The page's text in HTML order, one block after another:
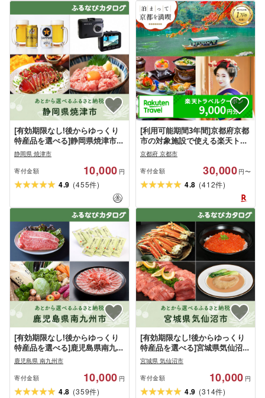
[有効期限なし!後からゆっくり
特産品を選べる]静岡県焼津市カ
タログポイント
静岡県 焼津市
寄付金額 10,000 円
4.9 (455件)
[利用可能期間3年間]京都府京都
市の対象施設で使える楽天トラ
ベルクーポン 寄付額30,000円
観光地応援 温泉 観光 旅行 ホテ
ル 旅館 クーポン チケット 予約
父の日 母の日
京都府 京都市
寄付金額 30,000 円〜
4.8 (412件)
[有効期限なし!後からゆっくり
特産品を選べる]鹿児島県南九州
市カタログポイント
鹿児島県 南九州市
寄付金額 10,000 円
4.8 (359件)
[有効期限なし!後からゆっくり
特産品を選べる]宮城県気仙沼市
カタログポイント
宮城県 気仙沼市
寄付金額 10,000 円
4.9 (314件)